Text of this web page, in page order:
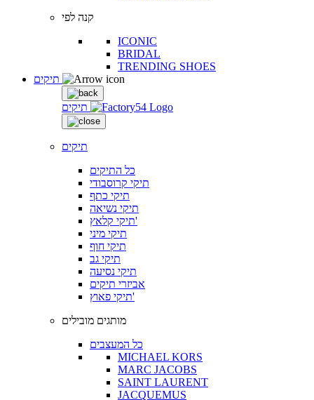
קנה לפי
ICONIC
BRIDAL
TRENDING SHOES
תיקים
תיקים
כל התיקים
תיקי קרוסבודי
תיקי כתף
תיקי נשיאה
תיקי קלאץ'
תיקי מיני
תיקי חוף
תיקי גב
תיקי נסיעה
אביזרי תיקים
תיקי פאוץ'
מותגים מובילים
כל המעצבים
MICHAEL KORS
MARC JACOBS
SAINT LAURENT
JACQUEMUS